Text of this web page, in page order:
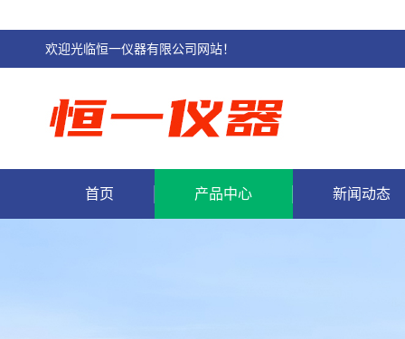
欢迎光临恒一仪器有限公司网站！
首页 产品中心 新闻动态